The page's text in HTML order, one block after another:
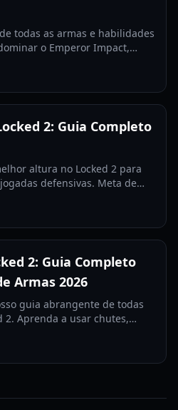
todas as armas e habilidades
o Emperor Impact,
2: Guia Completo
altura no Locked 2 para
defensivas. Meta de
2: Guia Completo
Armas 2026
guia abrangente de todas
2. Aprenda a usar chutes,